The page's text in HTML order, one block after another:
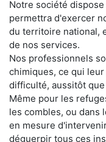
Notre société
permettra d'exercer
du territoire national,
de nos services.
Nos professionnels
chimiques, ce qui
difficulté, aussitôt
Même pour les
les combles, ou dans
en mesure
déguerpir tous ces